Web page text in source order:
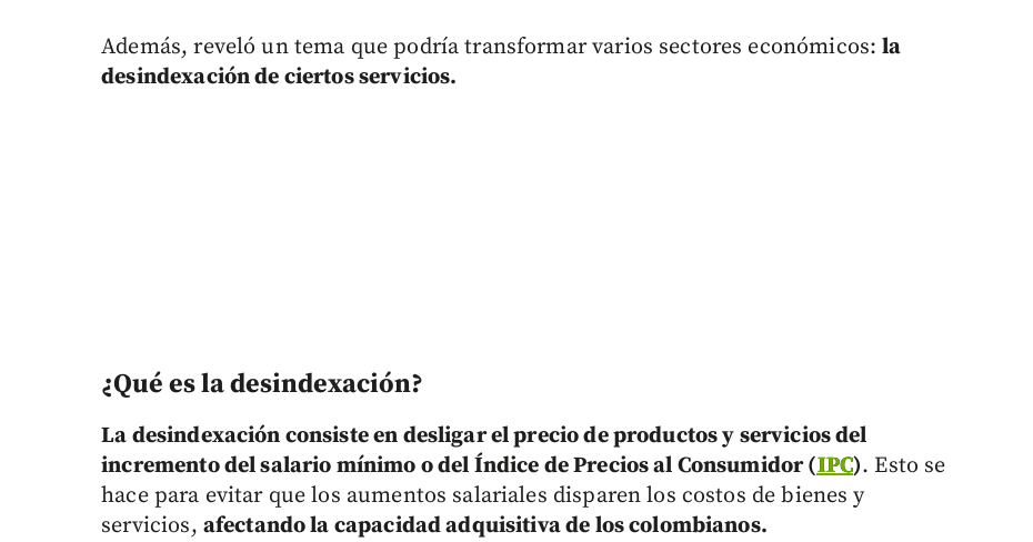
Además, reveló un tema que podría transformar varios sectores económicos:la
desindexación de ciertos servicios.
¿Qué es la desindexación?
La desindexación consiste en desligar el precio de productos y servicios del
incremento del salario mínimo o del Índice de Precios al Consumidor (IPC). Esto se
hace para evitar que los aumentos salariales disparen los costos de bienes y
servicios, afectando la capacidad adquisitiva de los colombianos.